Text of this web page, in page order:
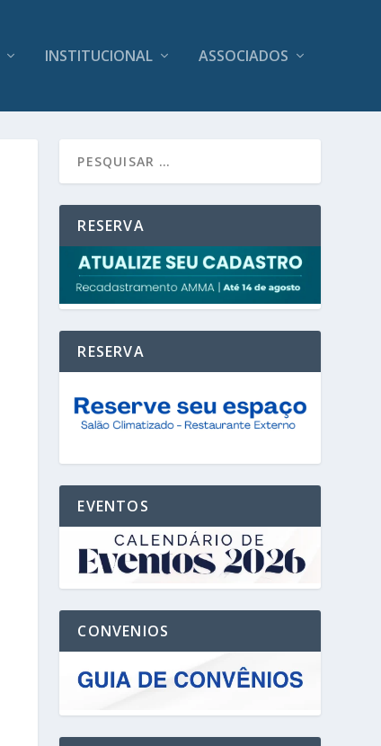
INSTITUCIONAL ASSOCIADOS
RESERVA
RESERVA
EVENTOS
CONVENIOS